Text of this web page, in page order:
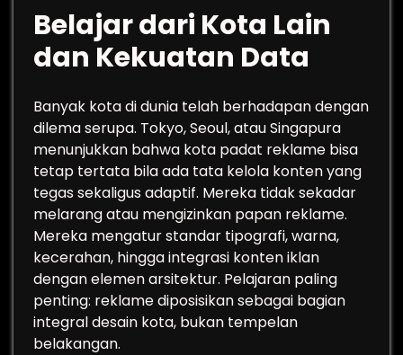
Belajar dari Kota Lain
dan Kekuatan Data
Banyak kota di dunia telah berhadapan dengan
dilema serupa. Tokyo, Seoul, atau Singapura
menunjukkan bahwa kota padat reklame bisa
tetap tertata bila ada tata kelola konten yang
tegas sekaligus adaptif. Mereka tidak sekadar
melarang atau mengizinkan papan reklame.
Mereka mengatur standar tipografi, warna,
kecerahan, hingga integrasi konten iklan
dengan elemen arsitektur. Pelajaran paling
penting: reklame diposisikan sebagai bagian
integral desain kota, bukan tempelan
belakangan.